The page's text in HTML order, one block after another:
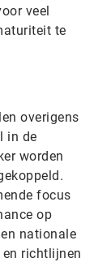
veel
te
overigens
in de
worden
focus
op
nationale
richtlijnen